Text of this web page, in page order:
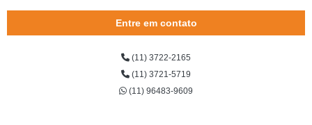
onde fica hospital 24 horas veterinário Jardim Monte Kemel
hospital vet 24hrs Cidade Jardim
onde fica hospital veterinário 24 horas Vila Olímpia
Entre em contato
(11) 3722-2165
(11) 3721-5719
(11) 96483-9609